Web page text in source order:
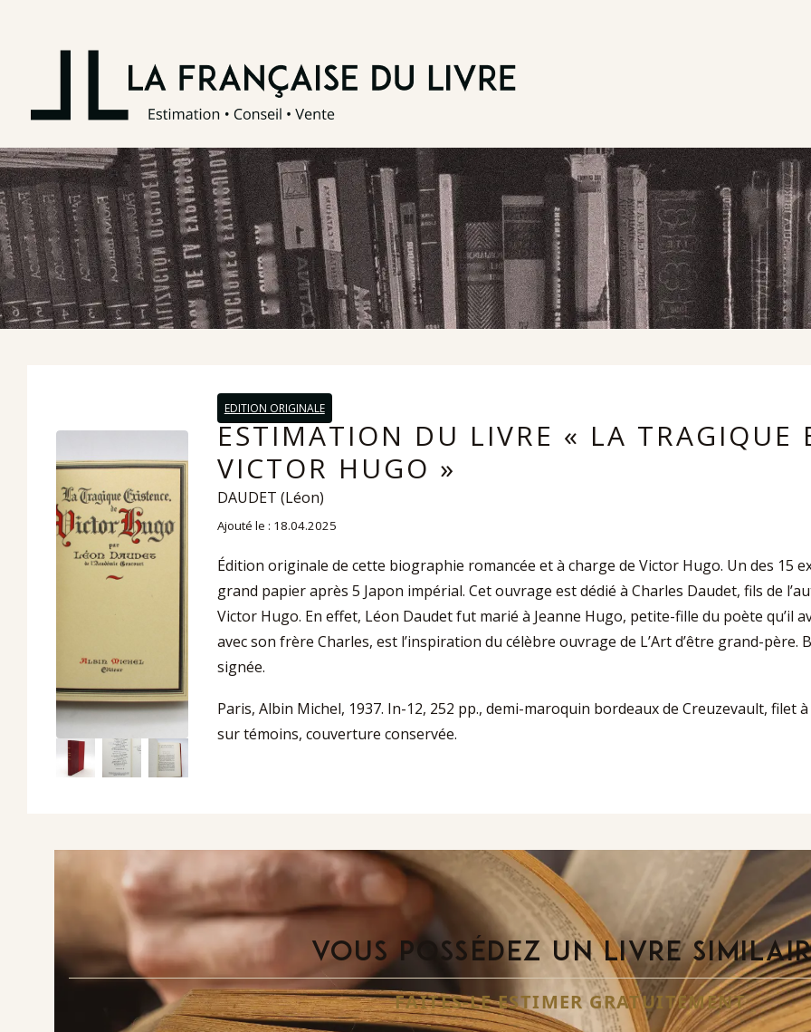
EDITION ORIGINALE
ESTIMATION DU LIVRE « LA TRAGIQUE
VICTOR HUGO »
DAUDET (Léon)
Ajouté le : 18.04.2025
Édition originale de cette biographie romancée et à charge de Victor Hugo. Un des 15
grand papier après 5 Japon impérial. Cet ouvrage est dédié à Charles Daudet, fils de
Victor Hugo. En effet, Léon Daudet fut marié à Jeanne Hugo, petite-fille du poète qu’il
avec son frère Charles, est l’inspiration du célèbre ouvrage de L’Art d’être grand-
signée.
Paris, Albin Michel, 1937. In-12, 252 pp., demi-maroquin bordeaux de Creuzevault, filet
sur témoins, couverture conservée.
VOUS POSSÉDEZ UN LIVRE
FAITES-LE ESTIMER GRATUITEMENT